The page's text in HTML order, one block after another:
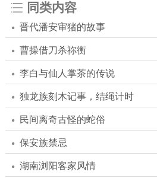
同类内容
晋代潘安审猪的故事
曹操借刀杀祢衡
李白与仙人掌茶的传说
独龙族刻木记事，结绳计时
民间离奇古怪的蛇俗
保安族禁忌
湖南浏阳客家风情